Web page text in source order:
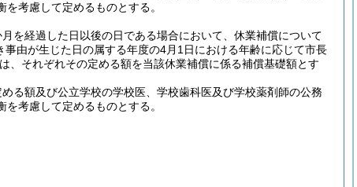
考慮して定めるものとする。
を経過した日以後の日である場合において、休業補償について
由が生じた日の属する年度の4月1日における年齢に応じて市長
、それぞれその定める額を当該休業補償に係る補償基礎額とす
る額及び公立学校の学校医、学校歯科医及び学校薬剤師の公務
考慮して定めるものとする。